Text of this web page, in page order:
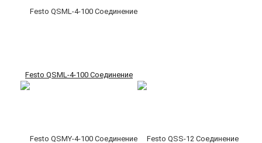
Festo QSML-4-100 Соединение